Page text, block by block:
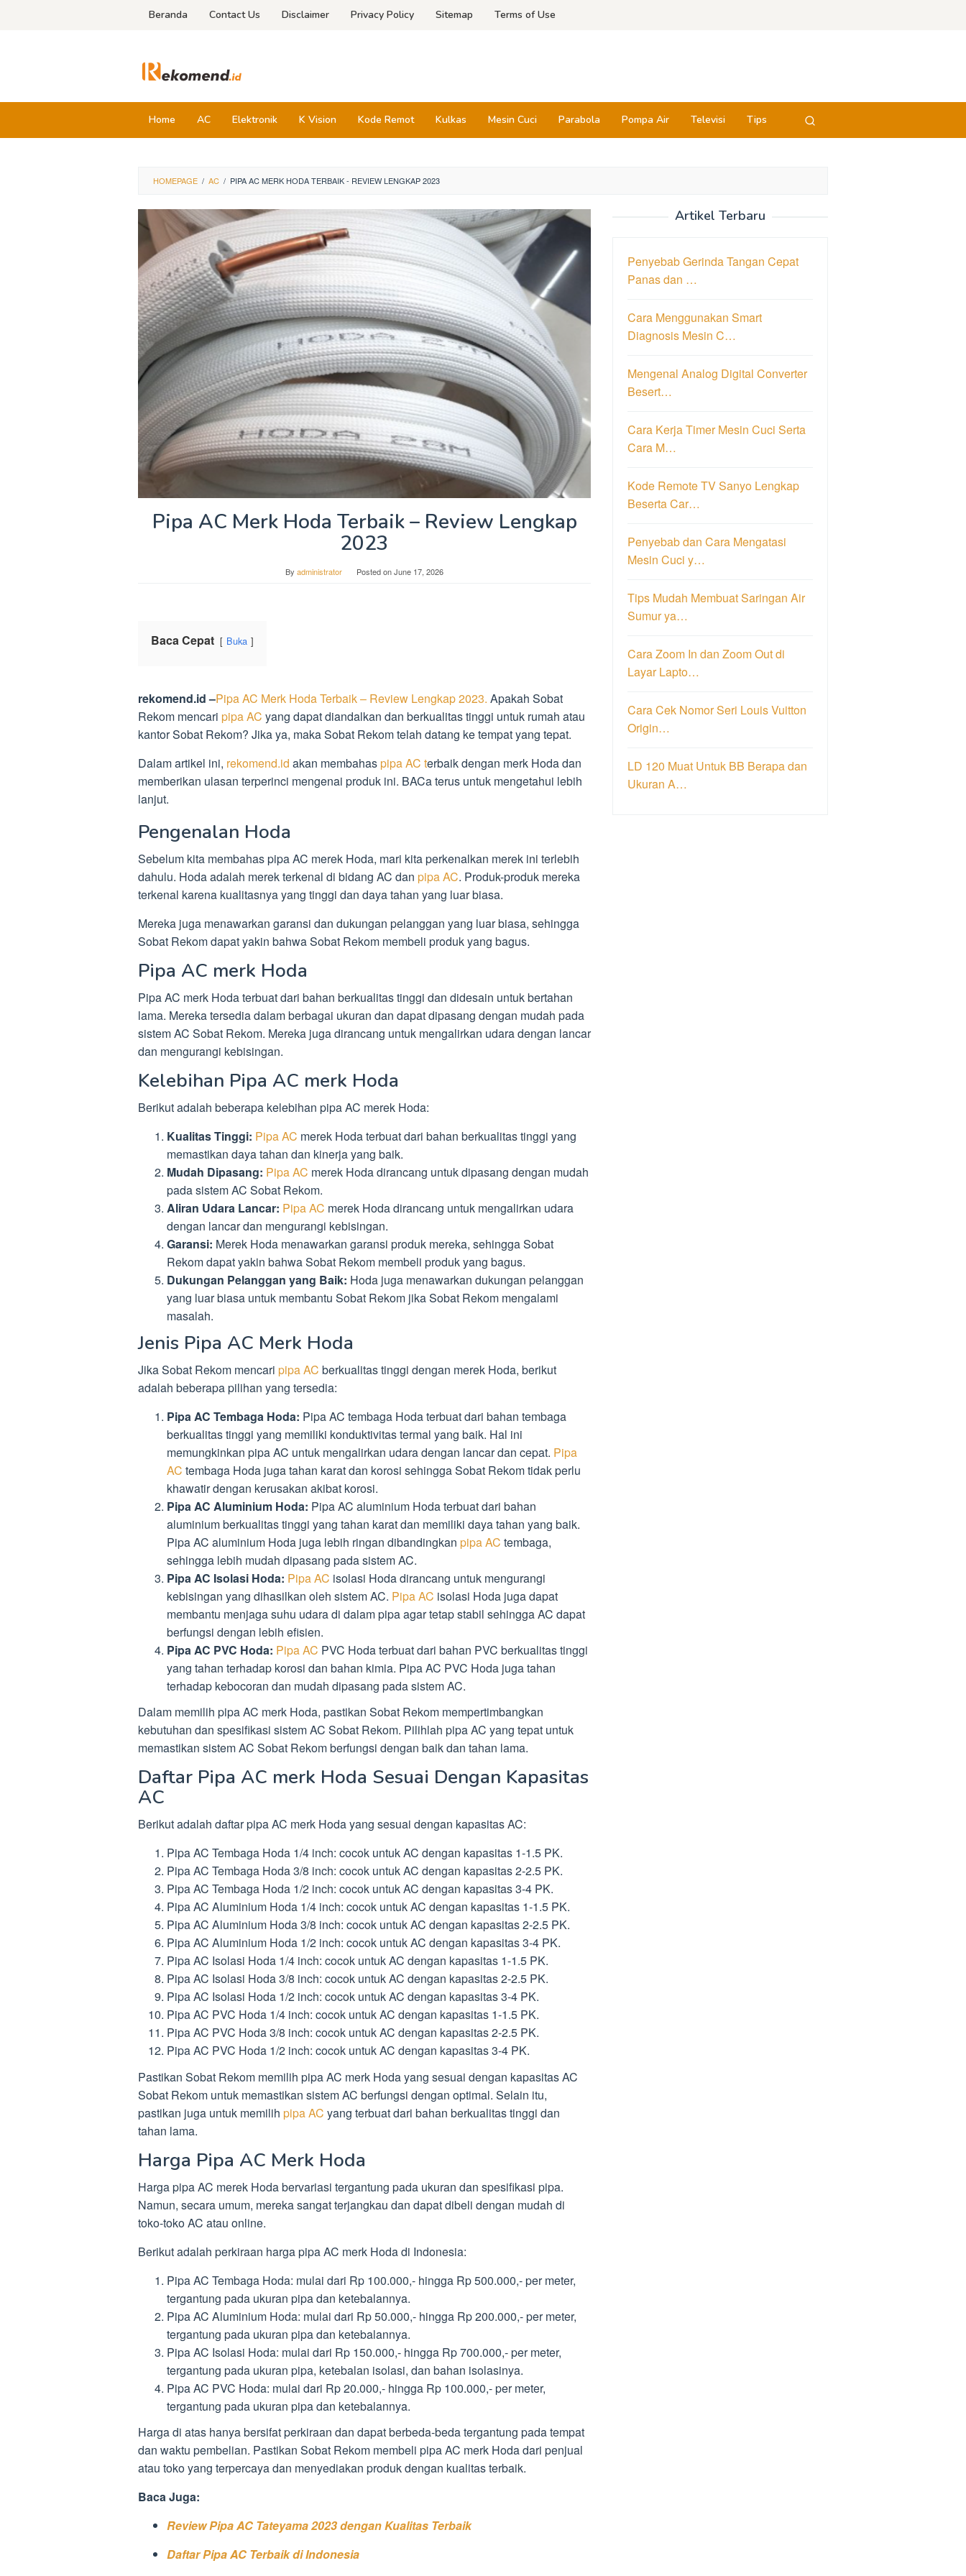
Beranda Contact Us Disclaimer Privacy Policy Sitemap Terms of Use
Home AC Elektronik K Vision Kode Remot Kulkas Mesin Cuci Parabola Pompa Air Televisi Tips
HOMEPAGE / AC / PIPA AC MERK HODA TERBAIK - REVIEW LENGKAP 2023
Pipa AC Merk Hoda Terbaik – Review Lengkap
2023
By administrator Posted onJune 17, 2026
Baca Cepat Buka
rekomend.id –Pipa AC Merk Hoda Terbaik – Review Lengkap 2023. Apakah Sobat
Rekom mencari pipa AC yang dapat diandalkan dan berkualitas tinggi untuk rumah atau
kantor Sobat Rekom? Jika ya, maka Sobat Rekom telah datang ke tempat yang tepat.
Dalam artikel ini, rekomend.id akan membahaspipa AC terbaik dengan merk Hoda dan
memberikan ulasan terperinci mengenai produk ini. BACa terus untuk mengetahui lebih
lanjut.
Pengenalan Hoda
Sebelum kita membahas pipa AC merek Hoda, mari kita perkenalkan merek ini terlebih
dahulu. Hoda adalah merek terkenal di bidang AC dan pipa AC. Produk-produk mereka
terkenal karena kualitasnya yang tinggi dan daya tahan yang luar biasa.
Mereka juga menawarkan garansi dan dukungan pelanggan yang luar biasa, sehingga
Sobat Rekom dapat yakin bahwa Sobat Rekom membeli produk yang bagus.
Pipa AC merk Hoda
Pipa AC merk Hoda terbuat dari bahan berkualitas tinggi dan didesain untuk bertahan
lama. Mereka tersedia dalam berbagai ukuran dan dapat dipasang dengan mudah pada
sistem AC Sobat Rekom. Mereka juga dirancang untuk mengalirkan udara dengan lancar
dan mengurangi kebisingan.
Kelebihan Pipa AC merk Hoda
Berikut adalah beberapa kelebihan pipa AC merek Hoda:
Kualitas Tinggi: Pipa AC merek Hoda terbuat dari bahan berkualitas tinggi yang
memastikan daya tahan dan kinerja yang baik.
Mudah Dipasang: Pipa AC merek Hoda dirancang untuk dipasang dengan mudah
pada sistem AC Sobat Rekom.
Aliran Udara Lancar: Pipa AC merek Hoda dirancang untuk mengalirkan udara
dengan lancar dan mengurangi kebisingan.
Garansi: Merek Hoda menawarkan garansi produk mereka, sehingga Sobat
Rekom dapat yakin bahwa Sobat Rekom membeli produk yang bagus.
Dukungan Pelanggan yang Baik: Hoda juga menawarkan dukungan pelanggan
yang luar biasa untuk membantu Sobat Rekom jika Sobat Rekom mengalami
masalah.
Jenis Pipa AC Merk Hoda
Jika Sobat Rekom mencari pipa AC berkualitas tinggi dengan merek Hoda, berikut
adalah beberapa pilihan yang tersedia:
Pipa AC Tembaga Hoda: Pipa AC tembaga Hoda terbuat dari bahan tembaga
berkualitas tinggi yang memiliki konduktivitas termal yang baik. Hal ini
memungkinkan pipa AC untuk mengalirkan udara dengan lancar dan cepat. Pipa
AC tembaga Hoda juga tahan karat dan korosi sehingga Sobat Rekom tidak perlu
khawatir dengan kerusakan akibat korosi.
Pipa AC Aluminium Hoda: Pipa AC aluminium Hoda terbuat dari bahan
aluminium berkualitas tinggi yang tahan karat dan memiliki daya tahan yang baik.
Pipa AC aluminium Hoda juga lebih ringan dibandingkan pipa AC tembaga,
sehingga lebih mudah dipasang pada sistem AC.
Pipa AC Isolasi Hoda: Pipa AC isolasi Hoda dirancang untuk mengurangi
kebisingan yang dihasilkan oleh sistem AC. Pipa AC isolasi Hoda juga dapat
membantu menjaga suhu udara di dalam pipa agar tetap stabil sehingga AC dapat
berfungsi dengan lebih efisien.
Pipa AC PVC Hoda: Pipa AC PVC Hoda terbuat dari bahan PVC berkualitas tinggi
yang tahan terhadap korosi dan bahan kimia. Pipa AC PVC Hoda juga tahan
terhadap kebocoran dan mudah dipasang pada sistem AC.
Dalam memilih pipa AC merk Hoda, pastikan Sobat Rekom mempertimbangkan
kebutuhan dan spesifikasi sistem AC Sobat Rekom. Pilihlah pipa AC yang tepat untuk
memastikan sistem AC Sobat Rekom berfungsi dengan baik dan tahan lama.
Daftar Pipa AC merk Hoda Sesuai Dengan Kapasitas
AC
Berikut adalah daftar pipa AC merk Hoda yang sesuai dengan kapasitas AC:
Pipa AC Tembaga Hoda 1/4 inch: cocok untuk AC dengan kapasitas 1-1.5 PK.
Pipa AC Tembaga Hoda 3/8 inch: cocok untuk AC dengan kapasitas 2-2.5 PK.
Pipa AC Tembaga Hoda 1/2 inch: cocok untuk AC dengan kapasitas 3-4 PK.
Pipa AC Aluminium Hoda 1/4 inch: cocok untuk AC dengan kapasitas 1-1.5 PK.
Pipa AC Aluminium Hoda 3/8 inch: cocok untuk AC dengan kapasitas 2-2.5 PK.
Pipa AC Aluminium Hoda 1/2 inch: cocok untuk AC dengan kapasitas 3-4 PK.
Pipa AC Isolasi Hoda 1/4 inch: cocok untuk AC dengan kapasitas 1-1.5 PK.
Pipa AC Isolasi Hoda 3/8 inch: cocok untuk AC dengan kapasitas 2-2.5 PK.
Pipa AC Isolasi Hoda 1/2 inch: cocok untuk AC dengan kapasitas 3-4 PK.
Pipa AC PVC Hoda 1/4 inch: cocok untuk AC dengan kapasitas 1-1.5 PK.
Pipa AC PVC Hoda 3/8 inch: cocok untuk AC dengan kapasitas 2-2.5 PK.
Pipa AC PVC Hoda 1/2 inch: cocok untuk AC dengan kapasitas 3-4 PK.
Pastikan Sobat Rekom memilih pipa AC merk Hoda yang sesuai dengan kapasitas AC
Sobat Rekom untuk memastikan sistem AC berfungsi dengan optimal. Selain itu,
pastikan juga untuk memilih pipa AC yang terbuat dari bahan berkualitas tinggi dan
tahan lama.
Harga Pipa AC Merk Hoda
Harga pipa AC merek Hoda bervariasi tergantung pada ukuran dan spesifikasi pipa.
Namun, secara umum, mereka sangat terjangkau dan dapat dibeli dengan mudah di
toko-toko AC atau online.
Berikut adalah perkiraan harga pipa AC merk Hoda di Indonesia:
Pipa AC Tembaga Hoda: mulai dari Rp 100.000,- hingga Rp 500.000,- per meter,
tergantung pada ukuran pipa dan ketebalannya.
Pipa AC Aluminium Hoda: mulai dari Rp 50.000,- hingga Rp 200.000,- per meter,
tergantung pada ukuran pipa dan ketebalannya.
Pipa AC Isolasi Hoda: mulai dari Rp 150.000,- hingga Rp 700.000,- per meter,
tergantung pada ukuran pipa, ketebalan isolasi, dan bahan isolasinya.
Pipa AC PVC Hoda: mulai dari Rp 20.000,- hingga Rp 100.000,- per meter,
tergantung pada ukuran pipa dan ketebalannya.
Harga di atas hanya bersifat perkiraan dan dapat berbeda-beda tergantung pada tempat
dan waktu pembelian. Pastikan Sobat Rekom membeli pipa AC merk Hoda dari penjual
atau toko yang terpercaya dan menyediakan produk dengan kualitas terbaik.
Baca Juga:
Review Pipa AC Tateyama 2023 dengan Kualitas Terbaik
Daftar Pipa AC Terbaik di Indonesia
Artikel Terbaru
Penyebab Gerinda Tangan Cepat
Panas dan …
Cara Menggunakan Smart
Diagnosis Mesin C…
Mengenal Analog Digital Converter
Besert…
Cara Kerja Timer Mesin Cuci Serta
Cara M…
Kode Remote TV Sanyo Lengkap
Beserta Car…
Penyebab dan Cara Mengatasi
Mesin Cuci y…
Tips Mudah Membuat Saringan Air
Sumur ya…
Cara Zoom In dan Zoom Out di
Layar Lapto…
Cara Cek Nomor Seri Louis Vuitton
Origin…
LD 120 Muat Untuk BB Berapa dan
Ukuran A…